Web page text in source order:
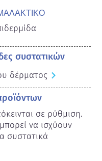
συστατικών
δέρματος
σε ρύθμιση.
να ισχύουν
συστατικά